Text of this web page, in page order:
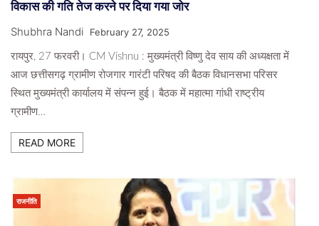
विकास की गति तेज करने पर दिया गया जोर
Shubhra Nandi February 27, 2025
रायपुर, 27 फरवरी। CM Vishnu : मुख्यमंत्री विष्णु देव साय की अध्यक्षता में
आज छत्तीसगढ़ ग्रामीण रोजगार गारंटी परिषद की बैठक विधानसभा परिसर
स्थित मुख्यमंत्री कार्यालय में संपन्न हुई। बैठक में महात्मा गांधी राष्ट्रीय
ग्रामीण…
READ MORE
राजनीति